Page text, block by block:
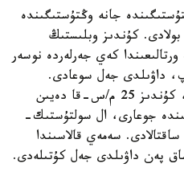
جانە وڭتۇستىگىندە
كۇندىز وبلىستىڭ
كەي جەرلەردە نوسەر
داۋىلدى جەل سوعادى.
جەلدىڭ ەكپىنى 15- 20 م/س، كۇندىز 25 م/س-قا دەيىن
جوعارى، ال سولتۇستىك-
سەمەي قالاسىندا
پەن داۋىلدى جەل كۇتىلەدى.